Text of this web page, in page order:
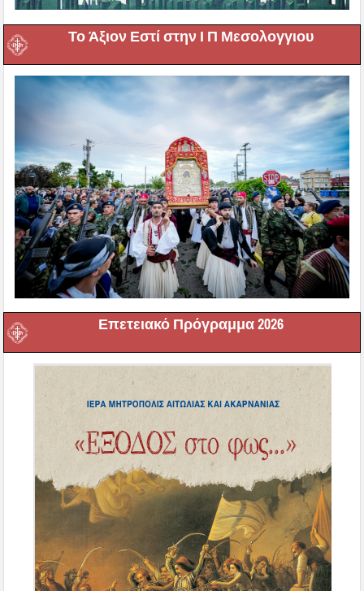
Το Άξιον Εστί στην Ι Π Μεσολογγιου
Επετειακό Πρόγραμμα 2026